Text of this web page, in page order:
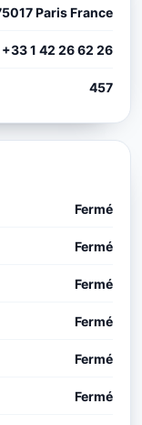
Paris France
+33 1 42 26 62 26
457
Fermé
Fermé
Fermé
Fermé
Fermé
Fermé